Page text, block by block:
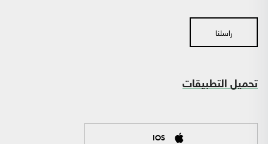
راسلنا
تحميل التطبيقات
IOS